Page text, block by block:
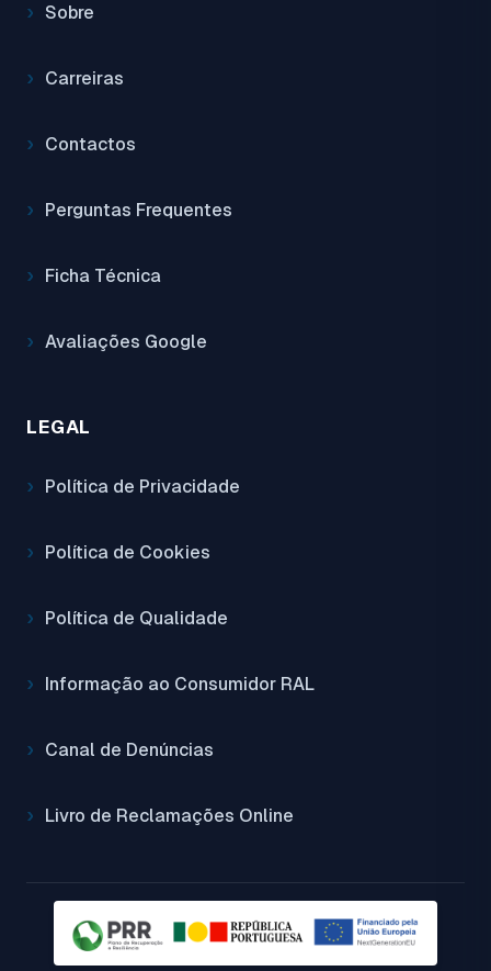
Sobre
Carreiras
Contactos
Perguntas Frequentes
Ficha Técnica
Avaliações Google
LEGAL
Política de Privacidade
Política de Cookies
Política de Qualidade
Informação ao Consumidor RAL
Canal de Denúncias
Livro de Reclamações Online